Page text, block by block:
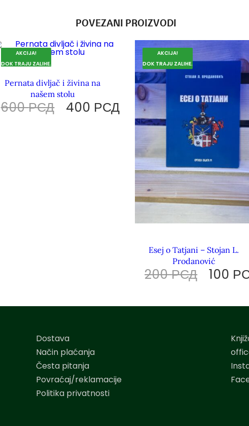
POVEZANI PROIZVODI
AKCIJA!
DOK TRAJU ZALIHE.
Pernata divljač i živina na
našem stolu
600РСД 400 РСД
AKCIJA!
DOK TRAJU ZALIHE.
Esej o Tatjani – Stojan L.
Prodanović
200РСД 100
Dostava
Način plaćanja
Česta pitanja
Povraćaj/reklamacije
Politika privatnosti